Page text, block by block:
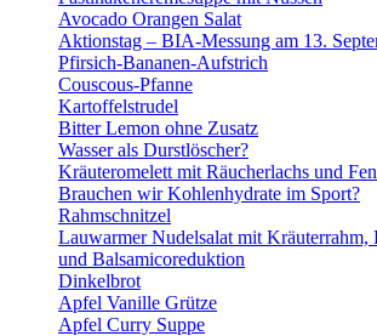
Avocado Orangen Salat
Aktionstag – BIA-Messung am 13.
Pfirsich-Bananen-Aufstrich
Couscous-Pfanne
Kartoffelstrudel
Bitter Lemon ohne Zusatz
Wasser als Durstlöscher?
Kräuteromelett mit Räucherlachs und
Brauchen wir Kohlenhydrate im Sport?
Rahmschnitzel
Lauwarmer Nudelsalat mit Kräuterrahm,
und Balsamicoreduktion
Dinkelbrot
Apfel Vanille Grütze
Apfel Curry Suppe